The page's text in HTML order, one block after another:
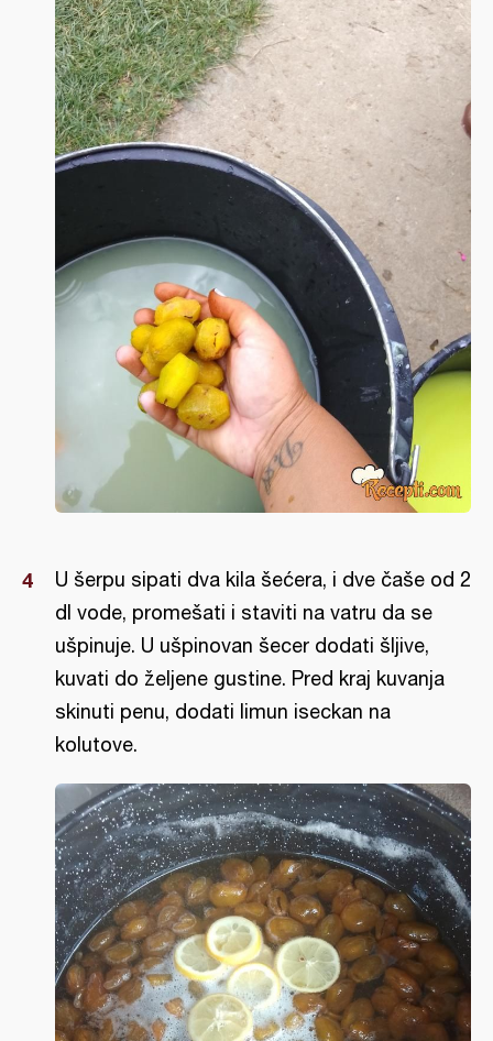
U šerpu sipati dva kila šećera, i dve čaše od 2
dl vode, promešati i staviti na vatru da se
ušpinuje. U ušpinovan šecer dodati šljive,
kuvati do željene gustine. Pred kraj kuvanja
skinuti penu, dodati limun iseckan na
kolutove.